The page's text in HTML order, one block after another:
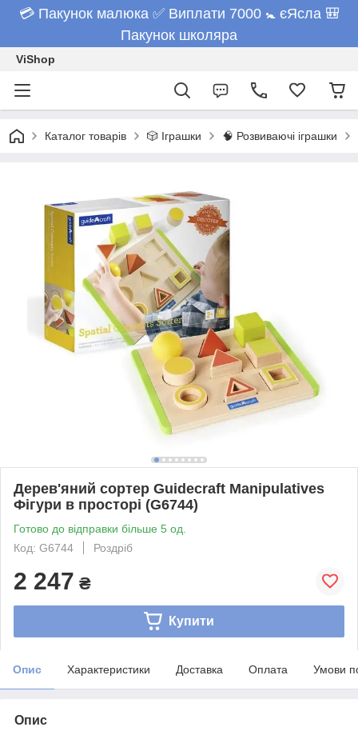
💳 Пакунок малюка ✅ Виплати 7000 🚼 єЯсла 🎒
Пакунок школяра
ViShop
Каталог товарів 🎲 Іграшки 🧠 Розвиваючі іграшки
Дерев'яний сортер Guidecraft Manipulatives
Фігури в просторі (G6744)
Готово до відправки більше 5 од.
Код: G6744
Роздріб
2 247 ₴
Купити
Опис Характеристики Доставка Оплата Умови
Опис